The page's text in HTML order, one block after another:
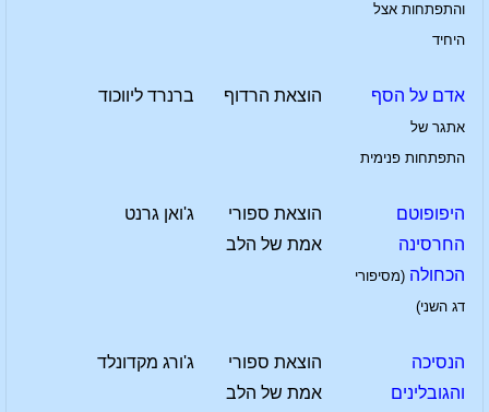
והתפתחות אצל
היחיד
אדם על הסף
אתגר של
התפתחות פנימית
הוצאת הרדוף ברנרד ליווכוד
היפופוטם
החרסינה
הכחולה (מסיפורי
דג השני)
הוצאת ספורי
אמת של הלב
ג'ואן גרנט
הנסיכה
והגובלינים
הוצאת ספורי
אמת של הלב
ג'ורג מקדונלד